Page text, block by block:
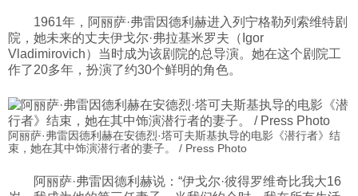
1961年，阿丽萨·弗雷因德利赫进入列宁格勒列索维特剧
院，她未来的丈夫伊戈尔·弗拉基米罗夫（Igor
Vladimirovich）当时成为该剧院的总导演。她在这个剧院工
作了20多年，扮演了约30个鲜明的角色。
阿丽萨·弗雷因德利赫在安德烈·塔可夫斯基执导的电影《潜行者》结
束，她在其中饰演潜行者的妻子。 / Press Photo
阿丽萨·弗雷因德利赫说：“伊戈尔·彼得罗维奇比我大16